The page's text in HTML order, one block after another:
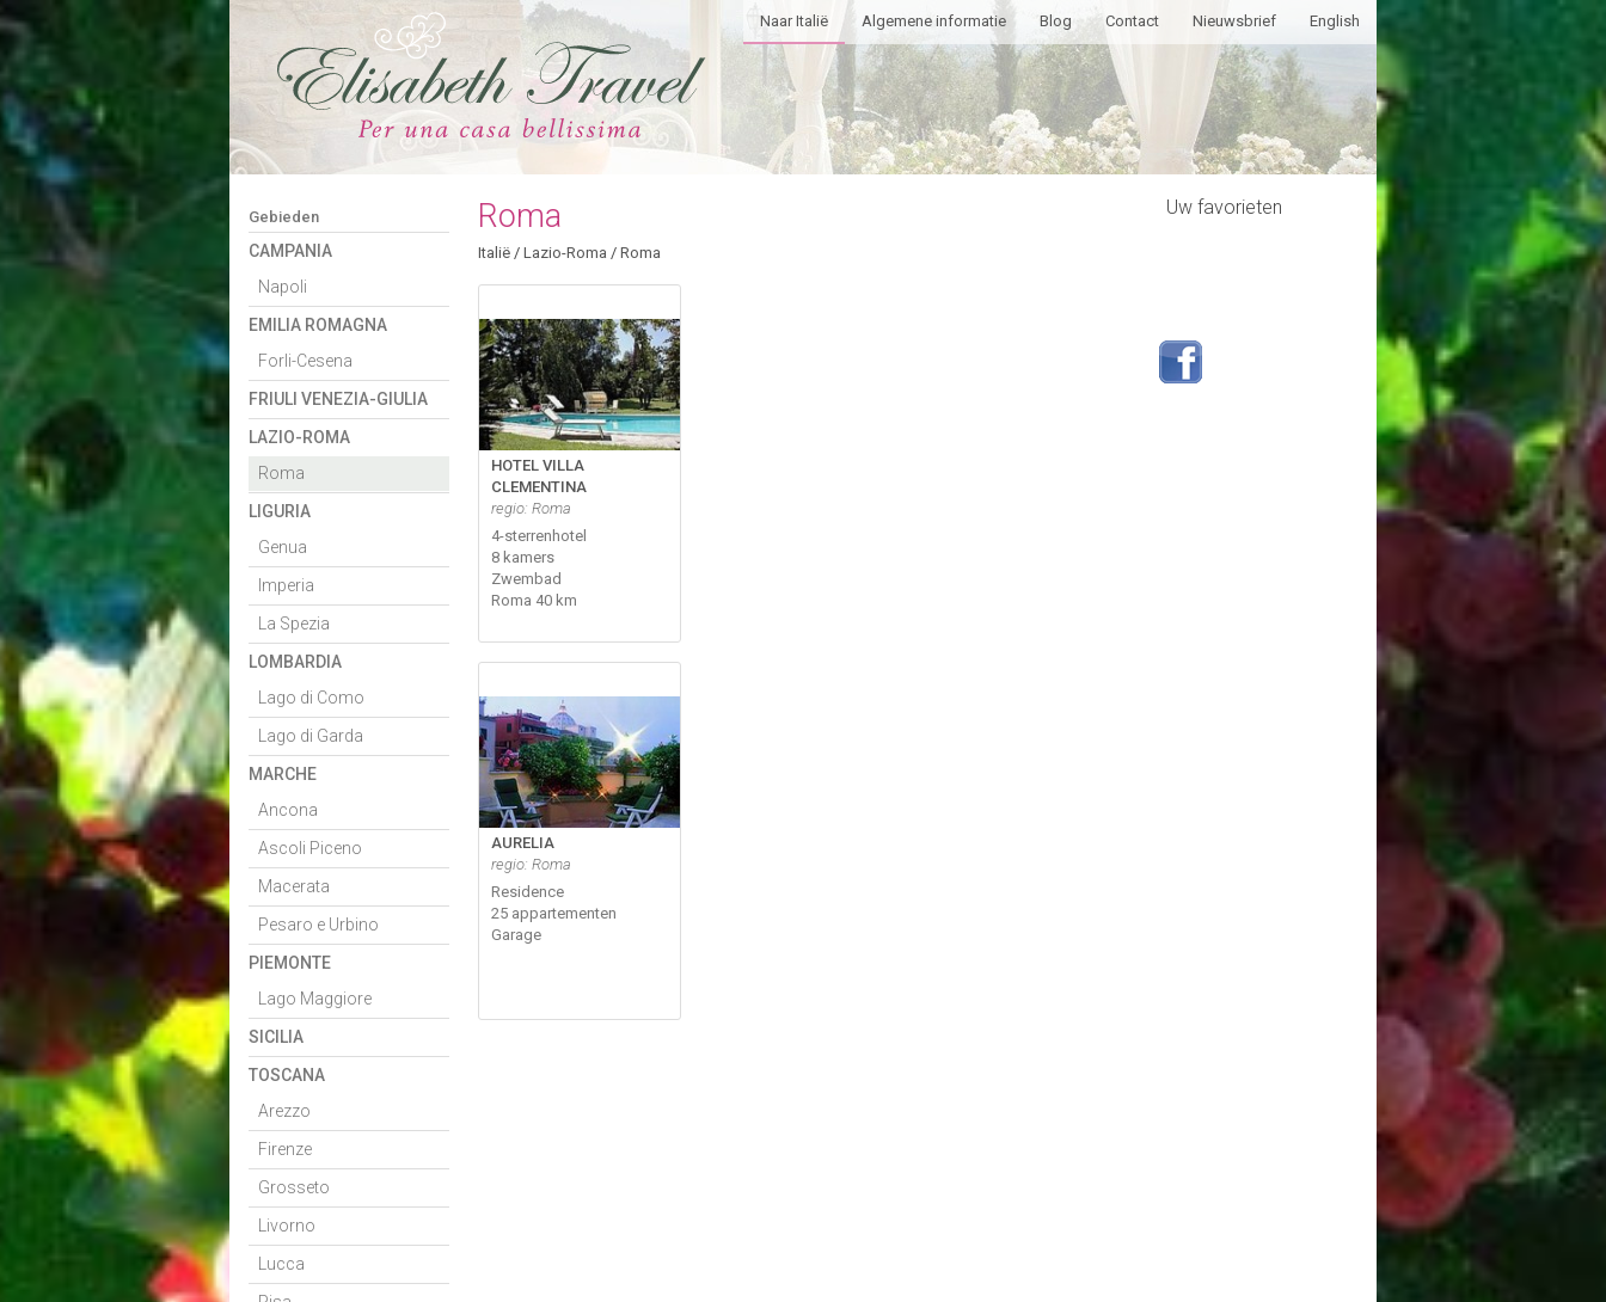
Naar Italië Algemene informatie Blog Contact Nieuwsbrief English
Gebieden
CAMPANIA
Napoli
EMILIA ROMAGNA
Forli-Cesena
FRIULI VENEZIA-GIULIA
LAZIO-ROMA
Roma
LIGURIA
Genua
Imperia
La Spezia
LOMBARDIA
Lago di Como
Lago di Garda
MARCHE
Ancona
Ascoli Piceno
Macerata
Pesaro e Urbino
PIEMONTE
Lago Maggiore
SICILIA
TOSCANA
Arezzo
Firenze
Grosseto
Livorno
Lucca
Roma
Italië / Lazio-Roma / Roma
HOTEL VILLA
CLEMENTINA
regio: Roma
4-sterrenhotel
8 kamers
Zwembad
Roma 40 km
AURELIA
regio: Roma
Residence
25 appartementen
Garage
Uw favorieten